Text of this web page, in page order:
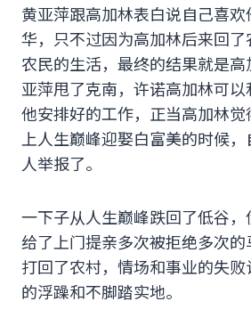
黄亚萍跟高加林表白说自己喜
华，只不过因为高加林后来回
农民的生活，最终的结果就是
亚萍甩了克南，许诺高加林可
他安排好的工作，正当高加林
上人生巅峰迎娶白富美的时候
人举报了。
一下子从人生巅峰跌回了低谷
给了上门提亲多次被拒绝多次
打回了农村，情场和事业的失
的浮躁和不脚踏实地。